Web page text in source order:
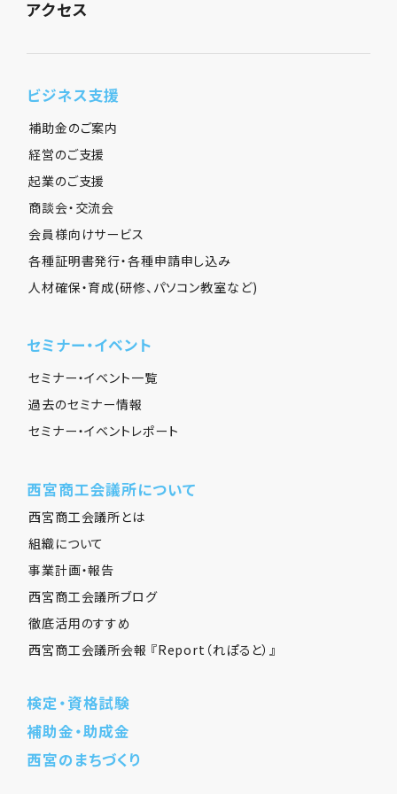
アクセス
ビジネス支援
補助金のご案内
経営のご支援
起業のご支援
商談会・交流会
会員様向けサービス
各種証明書発行・各種申請申し込み
人材確保・育成(研修、パソコン教室など)
セミナー・イベント
セミナー・イベント一覧
過去のセミナー情報
セミナー・イベントレポート
西宮商工会議所について
西宮商工会議所とは
組織について
事業計画・報告
西宮商工会議所ブログ
徹底活用のすすめ
西宮商工会議所会報 『Report（れぽると）』
検定・資格試験
補助金・助成金
西宮のまちづくり